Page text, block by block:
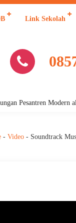
Link Sekolah
Pesantren Modern
- Video - Soundtrack